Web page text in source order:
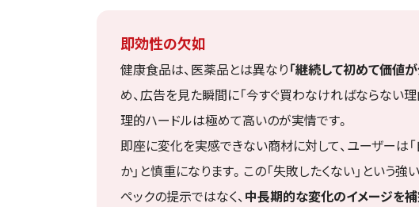
即効性の欠如
健康食品は、医薬品とは異なり「継続して初めて価値
め、広告を見た瞬間に「今すぐ買わなければならない
理的ハードルは極めて高いのが実情です。
即座に変化を実感できない商材に対して、ユーザーは
か」と慎重になります。この「失敗したくない」という
ペックの提示ではなく、中長期的な変化のイメージを